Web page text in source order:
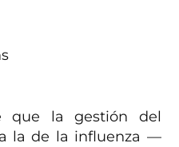
que la gestión del
a la de la influenza —